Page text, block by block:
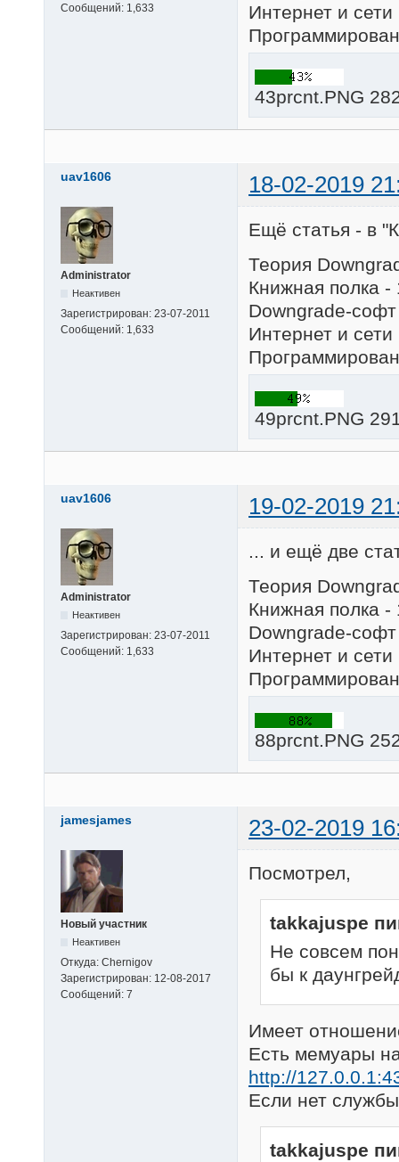
Сообщений: 1,633
Интернет и
43prcnt.PNG
uav1606 18-02-2019
Administrator
Неактивен
Зарегистрирован: 23-07-2011
Сообщений: 1,633
Ещё статья - в
Теория
Книжная полка -
Downgrade-
Интернет и
49prcnt.PNG
uav1606 19-02-2019
Administrator
Неактивен
Зарегистрирован: 23-07-2011
Сообщений: 1,633
... и ещё две
Теория
Книжная полка -
Downgrade-
Интернет и
88prcnt.PNG
jamesjames 23-02-2019
Новый участник
Неактивен
Откуда: Chernigov
Зарегистрирован: 12-08-2017
Сообщений: 7
Посмотрел,
takkajuspe
Не совсем
бы к
Имеет
Есть мемуары
http://
Если нет
takkajuspe